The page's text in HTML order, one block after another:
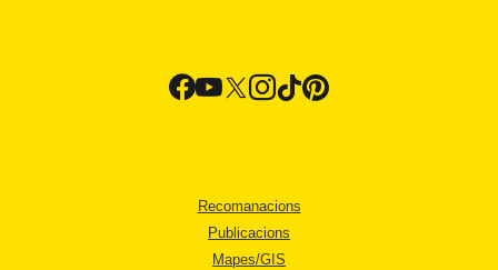
Recomanacions
Publicacions
Mapes/GIS